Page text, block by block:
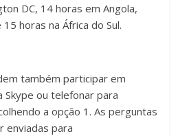
DC, 14 horas em Angola,
horas na África do Sul.
também participar em
ou telefonar para
a opção 1. As perguntas
enviadas para